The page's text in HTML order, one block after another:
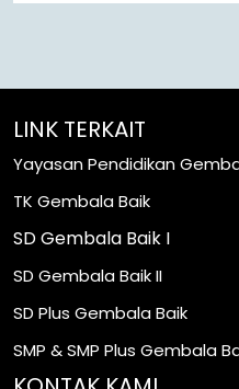
LINK TERKAIT
Yayasan Pendidikan
TK Gembala Baik
SD Gembala Baik I
SD Gembala Baik II
SD Plus Gembala Baik
SMP & SMP Plus Gembala